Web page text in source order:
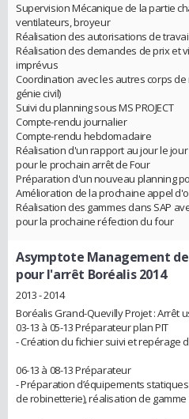
Supervision Mécanique de la partie
ventilateurs, broyeur
Réalisation des autorisations de
Réalisation des demandes de prix et
imprévus
Coordination avec les autres corps
génie civil)
Suivi du planning sous MS PROJECT
Compte-rendu journalier
Compte-rendu hebdomadaire
Réalisation d'un rapport au jour le
pour le prochain arrêt de Four
Préparation d'un nouveau planning
Amélioration de la prochaine appel
Réalisation des gammes dans SAP
pour la prochaine réfection du four
Asymptote Management
pour l'arrêt Boréalis 2014
2013 - 2014
Boréalis Grand-Quevilly Projet : Arrêt
03-13 à 05-13 Préparateur plan PIT
- Création du fichier suivi et repérage
06-13 à 08-13 Préparateur
- Préparation d’équipements
de robinetterie), réalisation de